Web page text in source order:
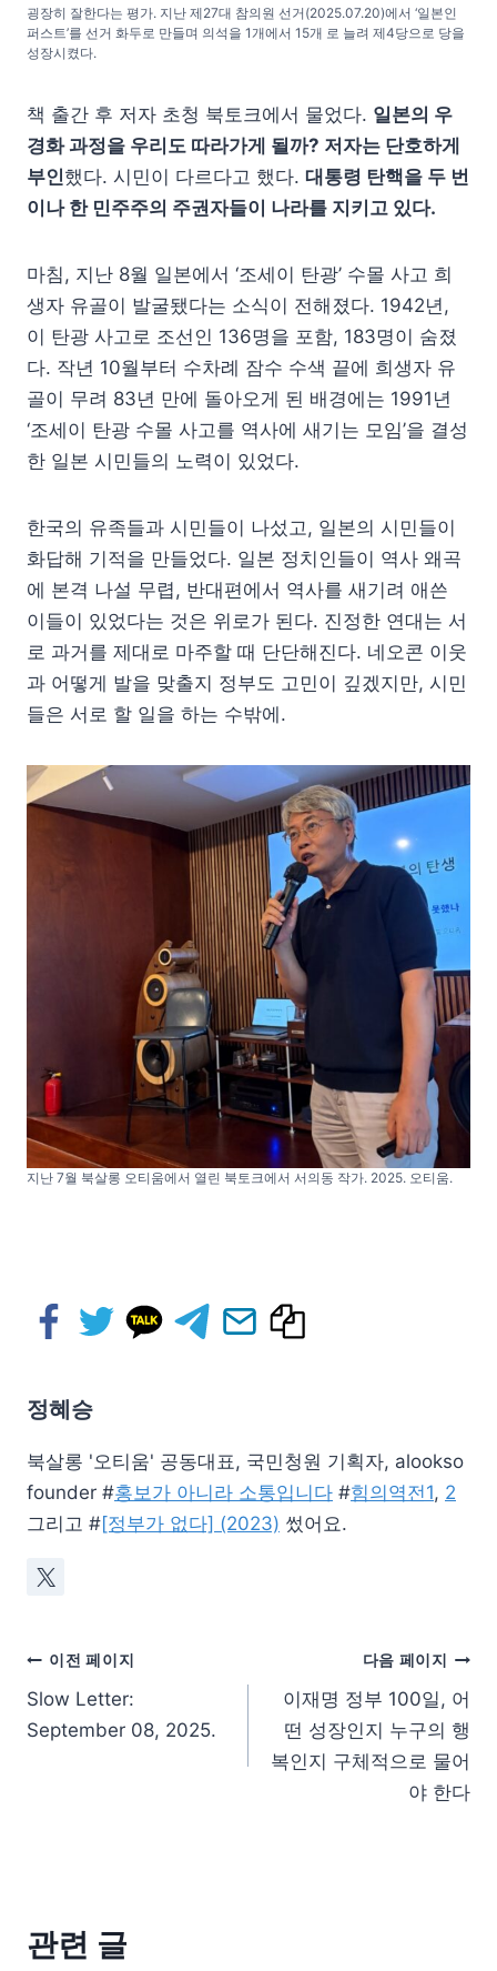
굉장히 잘한다는 평가. 지난 제27대 참의원 선거(2025.07.20)에서 ‘일본인
퍼스트’를 선거 화두로 만들며 의석을 1개에서 15개 로 늘려 제4당으로 당을
성장시켰다.
책 출간 후 저자 초청 북토크에서 물었다. 일본의 우
경화 과정을 우리도 따라가게 될까? 저자는 단호하게
부인했다. 시민이 다르다고 했다. 대통령 탄핵을 두 번
이나 한 민주주의 주권자들이 나라를 지키고 있다.
마침, 지난 8월 일본에서 ‘조세이 탄광’ 수몰 사고 희
생자 유골이 발굴됐다는 소식이 전해졌다. 1942년,
이 탄광 사고로 조선인 136명을 포함, 183명이 숨졌
다. 작년 10월부터 수차례 잠수 수색 끝에 희생자 유
골이 무려 83년 만에 돌아오게 된 배경에는 1991년
‘조세이 탄광 수몰 사고를 역사에 새기는 모임’을 결성
한 일본 시민들의 노력이 있었다.
한국의 유족들과 시민들이 나섰고, 일본의 시민들이
화답해 기적을 만들었다. 일본 정치인들이 역사 왜곡
에 본격 나설 무렵, 반대편에서 역사를 새기려 애쓴
이들이 있었다는 것은 위로가 된다. 진정한 연대는 서
로 과거를 제대로 마주할 때 단단해진다. 네오콘 이웃
과 어떻게 발을 맞출지 정부도 고민이 깊겠지만, 시민
들은 서로 할 일을 하는 수밖에.
지난 7월 북살롱 오티움에서 열린 북토크에서 서의동 작가. 2025. 오티움.
정혜승
북살롱 '오티움' 공동대표, 국민청원 기획자, alookso
founder #홍보가 아니라 소통입니다 #힘의역전1, 2
그리고 #[정부가 없다] (2023) 썼어요.
이전 페이지
Slow Letter:
September 08, 2025.
다음 페이지
이재명 정부 100일, 어
떤 성장인지 누구의 행
복인지 구체적으로 물어
야 한다
관련 글